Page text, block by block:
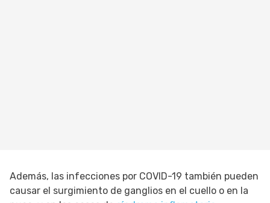
Además, las infecciones por COVID-19 también pueden
causar el surgimiento de ganglios en el cuello o en la